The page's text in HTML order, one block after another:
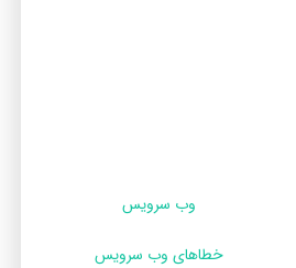
وب سرویس
خطاهای وب سرویس